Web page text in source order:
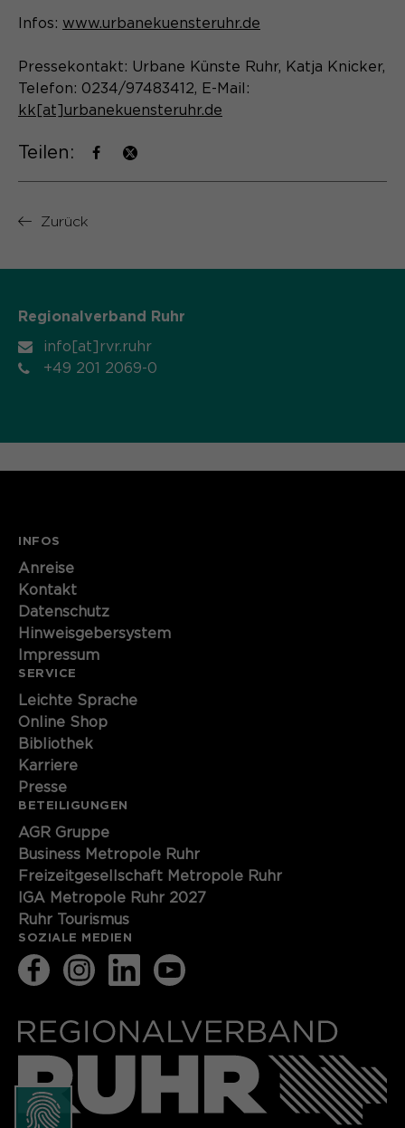
be_typo_user
Anbieter TYPO3
Laufzeit Ende der Sitzung
Zweck
Name cookie_optin
Zweck Speichert die Herkunft des Besuchers.
personenbezogene Daten.
Infos: www.urbanekuensteruhr.de
Pressekontakt: Urbane Künste Ruhr, Katja Knicker,
Telefon: 0234/97483412, E-Mail:
kk[at]urbanekuensteruhr.de
Teilen:
Zurück
Regionalverband Ruhr
info[at]rvr.ruhr
+49 201 2069-0
INFOS
Anreise
Kontakt
Datenschutz
Hinweisgebersystem
Impressum
SERVICE
Leichte Sprache
Online Shop
Bibliothek
Karriere
Presse
BETEILIGUNGEN
AGR Gruppe
Business Metropole Ruhr
Freizeitgesellschaft Metropole Ruhr
IGA Metropole Ruhr 2027
Ruhr Tourismus
SOZIALE MEDIEN